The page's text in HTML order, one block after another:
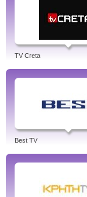
TV Creta
Best TV